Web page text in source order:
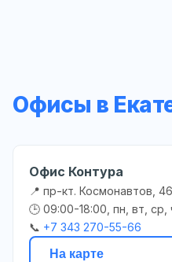
Офисы в
Офис Контура
📍 пр-кт. Космонавтов,
🕒 09:00-18:00, пн, вт, ср,
📞 +7 343 270-55-66
На карте